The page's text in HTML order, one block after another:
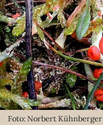
Foto: Norbert Kühnberger